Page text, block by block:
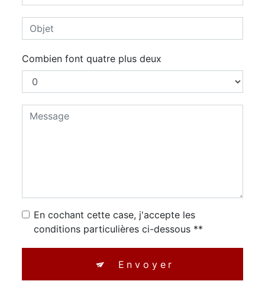
Combien font quatre plus deux
En cochant cette case, j'accepte les
conditions particulières ci-dessous **
Envoyer